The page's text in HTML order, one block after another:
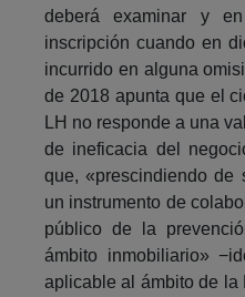
deberá examinar y
inscripción cuando en
incurrido en alguna
de 2018 apunta que el
LH no responde a una
de ineficacia del
que, «prescindiendo de
un instrumento de
público de la
ámbito inmobiliario»
aplicable al ámbito de la